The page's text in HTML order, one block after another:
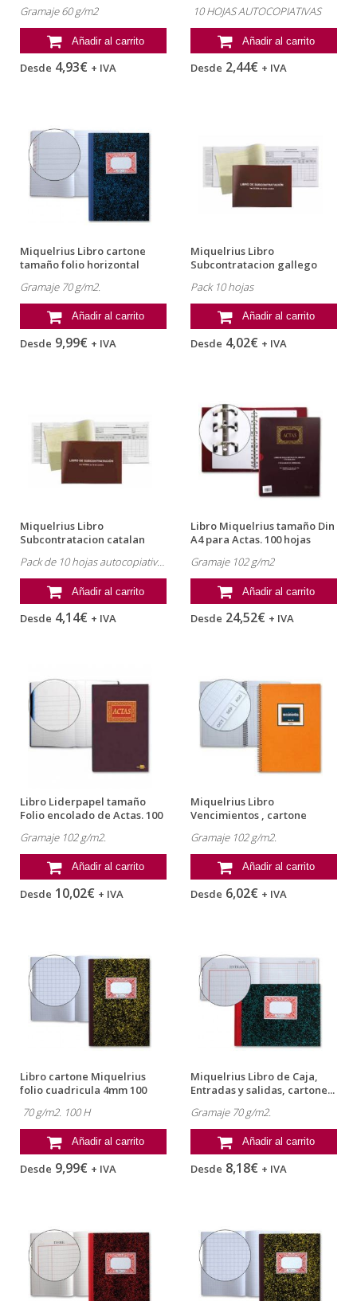
Gramaje 60 g/m2
Añadir al carrito
Desde 4,93€ + IVA
10 HOJAS AUTOCOPIATIVAS
Añadir al carrito
Desde 2,44€ + IVA
Miquelrius Libro cartone
tamaño folio horizontal
Gramaje 70 g/m2.
Añadir al carrito
Desde 9,99€ + IVA
Miquelrius Libro
Subcontratacion gallego
Pack 10 hojas
Añadir al carrito
Desde 4,02€ + IVA
Miquelrius Libro
Subcontratacion catalan
Pack de 10 hojas autocopiativas
Añadir al carrito
Desde 4,14€ + IVA
Libro Miquelrius tamaño Din
A4 para Actas. 100 hojas
Gramaje 102 g/m2
Añadir al carrito
Desde 24,52€ + IVA
Libro Liderpapel tamaño
Folio encolado de Actas. 100
Gramaje 102 g/m2.
Añadir al carrito
Desde 10,02€ + IVA
Miquelrius Libro
Vencimientos , cartone
Gramaje 102 g/m2.
Añadir al carrito
Desde 6,02€ + IVA
Libro cartone Miquelrius
folio cuadricula 4mm 100
70 g/m2. 100 H
Añadir al carrito
Desde 9,99€ + IVA
Miquelrius Libro de Caja,
Entradas y salidas, cartone...
Gramaje 70 g/m2.
Añadir al carrito
Desde 8,18€ + IVA